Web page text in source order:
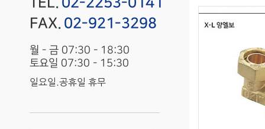
FAX. 02-921-3298
월 - 금 07:30 - 18:30
토요일 07:30 - 15:30
일요일.공휴일 휴무